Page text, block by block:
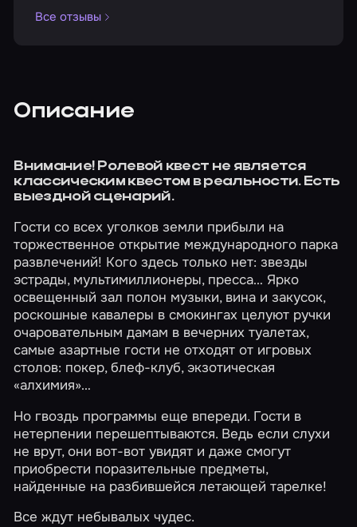
Все отзывы
Описание
Внимание! Ролевой квест не является
классическим квестом в реальности. Есть
выездной сценарий.
Гости со всех уголков земли прибыли на
торжественное открытие международного парка
развлечений! Кого здесь только нет: звезды
эстрады, мультимиллионеры, пресса… Ярко
освещенный зал полон музыки, вина и закусок,
роскошные кавалеры в смокингах целуют ручки
очаровательным дамам в вечерних туалетах,
самые азартные гости не отходят от игровых
столов: покер, блеф-клуб, экзотическая
«алхимия»…
Но гвоздь программы еще впереди. Гости в
нетерпении перешептываются. Ведь если слухи
не врут, они вот-вот увидят и даже смогут
приобрести поразительные предметы,
найденные на разбившейся летающей тарелке!
Все ждут небывалых чудес.